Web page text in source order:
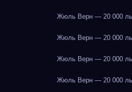
Жюль Верн — 20 000
Жюль Верн — 20 000
Жюль Верн — 20 000
Жюль Верн — 20 000